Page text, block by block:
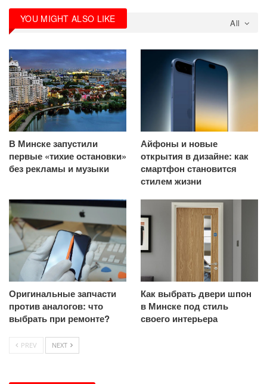
All
YOU MIGHT ALSO LIKE
В Минске запустили
первые «тихие остановки»
без рекламы и музыки
Айфоны и новые
открытия в дизайне: как
смартфон становится
стилем жизни
Оригинальные запчасти
против аналогов: что
выбрать при ремонте?
Как выбрать двери шпон
в Минске под стиль
своего интерьера
PREV NEXT